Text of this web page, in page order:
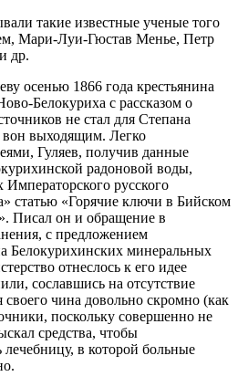
такие известные ученые того
Мари-Луи-Гюстав Менье, Петр
др.
осенью 1866 года крестьянина
Белокуриха с рассказом о
не стал для Степана
вон выходящим. Легко
Гуляев, получив данные
радоновой воды,
Императорского русского
статью «Горячие ключи в Бийском
Писал он и обращение в
с предложением
Белокурихинских минеральных
отнеслось к его идее
сославшись на отсутствие
чина довольно скромно (как
поскольку совершенно не
средства, чтобы
лечебницу, в которой больные